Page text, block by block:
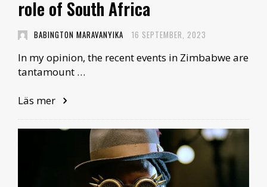
role of South Africa
BABINGTON MARAVANYIKA 16 SEPTEMBER, 2023
In my opinion, the recent events in Zimbabwe are
tantamount …
Läs mer